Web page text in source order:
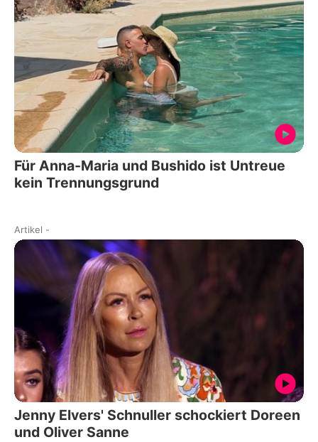
Für Anna-Maria und Bushido ist Untreue
kein Trennungsgrund
Artikel -
Jenny Elvers' Schnuller schockiert Doreen
und Oliver Sanne